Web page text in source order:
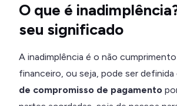
O que é
seu significado
A inadimplência é o não
financeiro, ou seja, pode ser definida
de compromisso de pagamento